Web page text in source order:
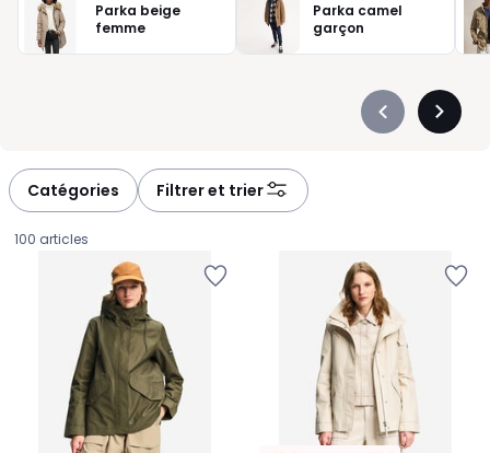
Parka beige
femme
Parka camel
garçon
Précédent
Catégories Filtrer et trier
100 articles